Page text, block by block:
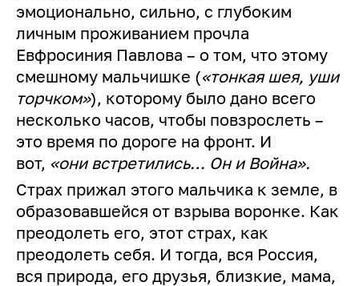
эмоционально, сильно, с глубоким
личным проживанием прочла
Евфросиния Павлова – о том, что этому
смешному мальчишке («тонкая шея, уши
торчком»), которому было дано всего
несколько часов, чтобы повзрослеть –
это время по дороге на фронт. И
вот, «они встретились… Он и Война».
Страх прижал этого мальчика к земле, в
образовавшейся от взрыва воронке. Как
преодолеть его, этот страх, как
преодолеть себя. И тогда, вся Россия,
вся природа, его друзья, близкие, мама,